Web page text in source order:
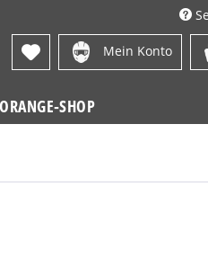
Mein Konto
ORANGE-SHOP